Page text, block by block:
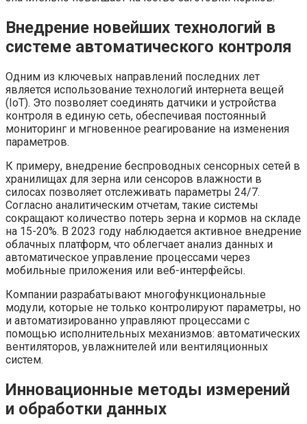
Внедрение новейших технологий в
системе автоматического контроля
Одним из ключевых направлений последних лет
является использование технологий интернета вещей
(IoT). Это позволяет соединять датчики и устройства
контроля в единую сеть, обеспечивая постоянный
мониторинг и мгновенное реагирование на изменения
параметров.
К примеру, внедрение беспроводных сенсорных сетей в
хранилищах для зерна или сенсоров влажности в
силосах позволяет отслеживать параметры 24/7.
Согласно аналитическим отчетам, такие системы
сокращают количество потерь зерна и кормов на складе
на 15-20%. В 2023 году наблюдается активное внедрение
облачных платформ, что облегчает анализ данных и
автоматическое управление процессами через
мобильные приложения или веб-интерфейсы.
Компании разрабатывают многофункциональные
модули, которые не только контролируют параметры, но
и автоматизированно управляют процессами с
помощью исполнительных механизмов: автоматических
вентиляторов, увлажнителей или вентиляционных
систем.
Инновационные методы измерений
и обработки данных